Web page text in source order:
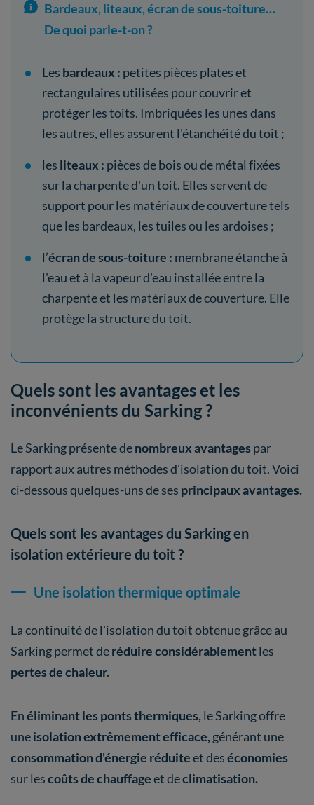
Bardeaux, liteaux, écran de sous-toiture…
De quoi parle-t-on ?
Les bardeaux : petites pièces plates et
rectangulaires utilisées pour couvrir et
protéger les toits. Imbriquées les unes dans
les autres, elles assurent l'étanchéité du toit ;
les liteaux : pièces de bois ou de métal fixées
sur la charpente d'un toit. Elles servent de
support pour les matériaux de couverture tels
que les bardeaux, les tuiles ou les ardoises ;
l’écran de sous-toiture : membrane étanche à
l'eau et à la vapeur d'eau installée entre la
charpente et les matériaux de couverture. Elle
protège la structure du toit.
Quels sont les avantages et les
inconvénients du Sarking ?
Le Sarking présente denombreux avantages par
rapport aux autres méthodes d'isolation du toit. Voici
ci-dessous quelques-uns de ses principaux avantages.
Quels sont les avantages du Sarking en
isolation extérieure du toit ?
Une isolation thermique optimale
La continuité de l'isolation du toit obtenue grâce au
Sarking permet deréduire considérablementles
pertes de chaleur.
Enéliminant les ponts thermiques,le Sarking offre
uneisolation extrêmement efficace,générant une
consommation d'énergie réduiteet deséconomies
sur lescoûts de chauffageet declimatisation.